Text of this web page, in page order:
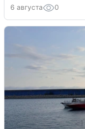
6 августа 0